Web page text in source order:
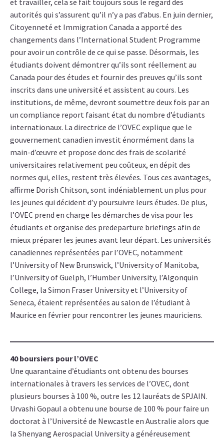
et travailler, cela se fait toujours sous le regard des
autorités qui s’assurent qu’il n’y a pas d’abus. En juin dernier,
Citoyenneté et Immigration Canada a apporté des
changements dans l’International Student Programme
pour avoir un contrôle de ce qui se passe. Désormais, les
étudiants doivent démontrer qu’ils sont réellement au
Canada pour des études et fournir des preuves qu’ils sont
inscrits dans une université et assistent au cours. Les
institutions, de même, devront soumettre deux fois par an
un compliance report faisant état du nombre d’étudiants
internationaux. La directrice de l’OVEC explique que le
gouvernement canadien investit énormément dans la
main-d’œuvre et propose donc des frais de scolarité
universitaires relativement peu coûteux, en dépit des
normes qui, elles, restent très élevées. Tous ces avantages,
affirme Dorish Chitson, sont indéniablement un plus pour
les jeunes qui décident d’y poursuivre leurs études. De plus,
l’OVEC prend en charge les démarches de visa pour les
étudiants et organise des predeparture briefings afin de
mieux préparer les jeunes avant leur départ. Les universités
canadiennes représentées par l’OVEC, notamment
l’University of New Brunswick, l’University of Manitoba,
l’University of Guelph, l’Humber University, l’Algonquin
College, la Simon Fraser University et l’University of
Seneca, étaient représentées au salon de l’étudiant à
Maurice en février pour rencontrer les jeunes mauriciens.
40 boursiers pour l’OVEC
Une quarantaine d’étudiants ont obtenu des bourses
internationales à travers les services de l’OVEC, dont
plusieurs bourses à 100 %, outre les 12 lauréats de SPJAIN.
Urvashi Gopaul a obtenu une bourse de 100 % pour faire un
doctorat à l’Université de Newcastle en Australie alors que
la Shenyang Aerospacial University a généreusement